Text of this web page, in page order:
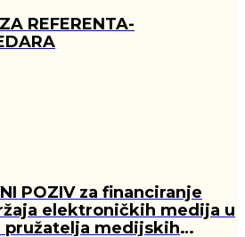
REFERENTA-
POZIV za financiranje
elektroničkih medija u
pružatelja medijskih